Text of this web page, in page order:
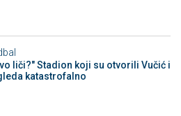
liči?" Stadion koji su otvorili Vučić i
katastrofalno